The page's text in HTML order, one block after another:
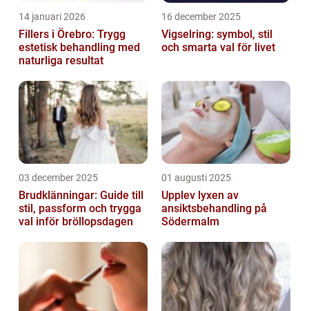
14 januari 2026
Fillers i Örebro: Trygg
estetisk behandling med
naturliga resultat
16 december 2025
Vigselring: symbol, stil
och smarta val för livet
03 december 2025
Brudklänningar: Guide till
stil, passform och trygga
val inför bröllopsdagen
01 augusti 2025
Upplev lyxen av
ansiktsbehandling på
Södermalm